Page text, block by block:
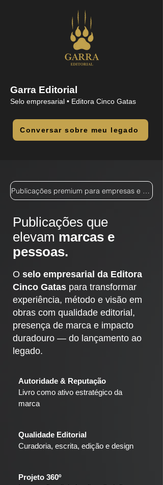
Garra Editorial
Selo empresarial • Editora Cinco Gatas
Conversar sobre meu legado
Publicações premium para empresas e
Publicações que
elevam marcas e
pessoas.
O selo empresarial da Editora
Cinco Gatas para transformar
experiência, método e visão em
obras com qualidade editorial,
presença de marca e impacto
duradouro — do lançamento ao
legado.
Autoridade & Reputação
Livro como ativo estratégico da
marca
Qualidade Editorial
Curadoria, escrita, edição e design
Projeto 360º